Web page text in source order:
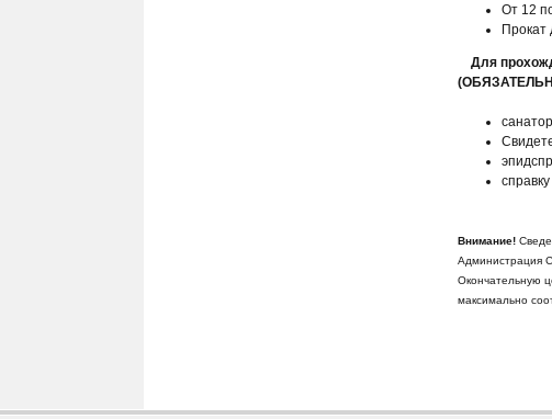
От 12
Прокат
Для
Внимание!
Администрация
Окончательную
максимально